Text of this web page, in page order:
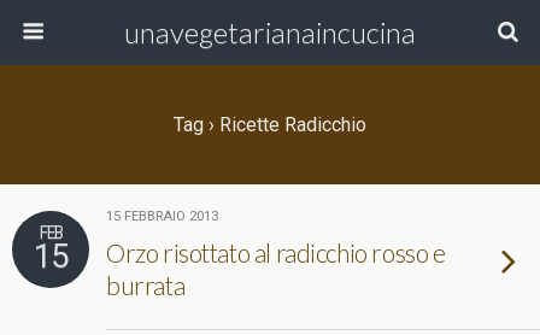
unavegetarianaincucina
Tag › Ricette Radicchio
FEB
15
15 FEBBRAIO 2013
Orzo risottato al radicchio rosso e
burrata